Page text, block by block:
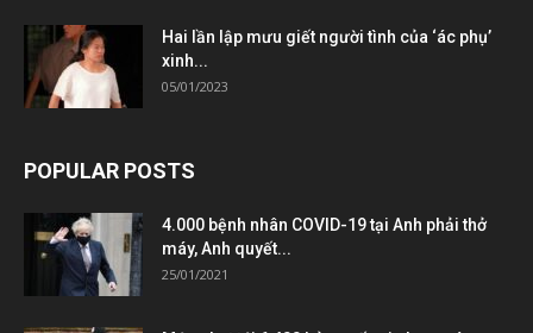
Hai lần lập mưu giết người tình của ‘ác phụ’
xinh...
05/01/2023
POPULAR POSTS
4.000 bệnh nhân COVID-19 tại Anh phải thở
máy, Anh quyết...
25/01/2021